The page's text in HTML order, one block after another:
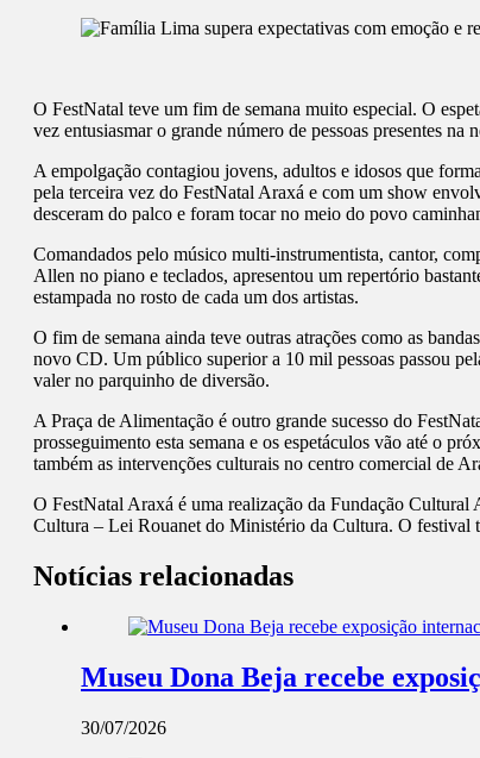
O FestNatal teve um fim de semana muito especial. O
vez entusiasmar o grande número de pessoas presentes
A empolgação contagiou jovens, adultos e idosos que
pela terceira vez do FestNatal Araxá e com um show
desceram do palco e foram tocar no meio do povo
Comandados pelo músico multi-instrumentista, cantor,
Allen no piano e teclados, apresentou um repertório
estampada no rosto de cada um dos artistas.
O fim de semana ainda teve outras atrações como as
novo CD. Um público superior a 10 mil pessoas passou
valer no parquinho de diversão.
A Praça de Alimentação é outro grande sucesso do
prosseguimento esta semana e os espetáculos vão até o
também as intervenções culturais no centro comercial de
O FestNatal Araxá é uma realização da Fundação
Cultura – Lei Rouanet do Ministério da Cultura. O festival
Notícias relacionadas
Museu Dona Beja recebe
30/07/2026